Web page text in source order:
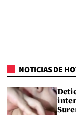
NOTICIAS DE